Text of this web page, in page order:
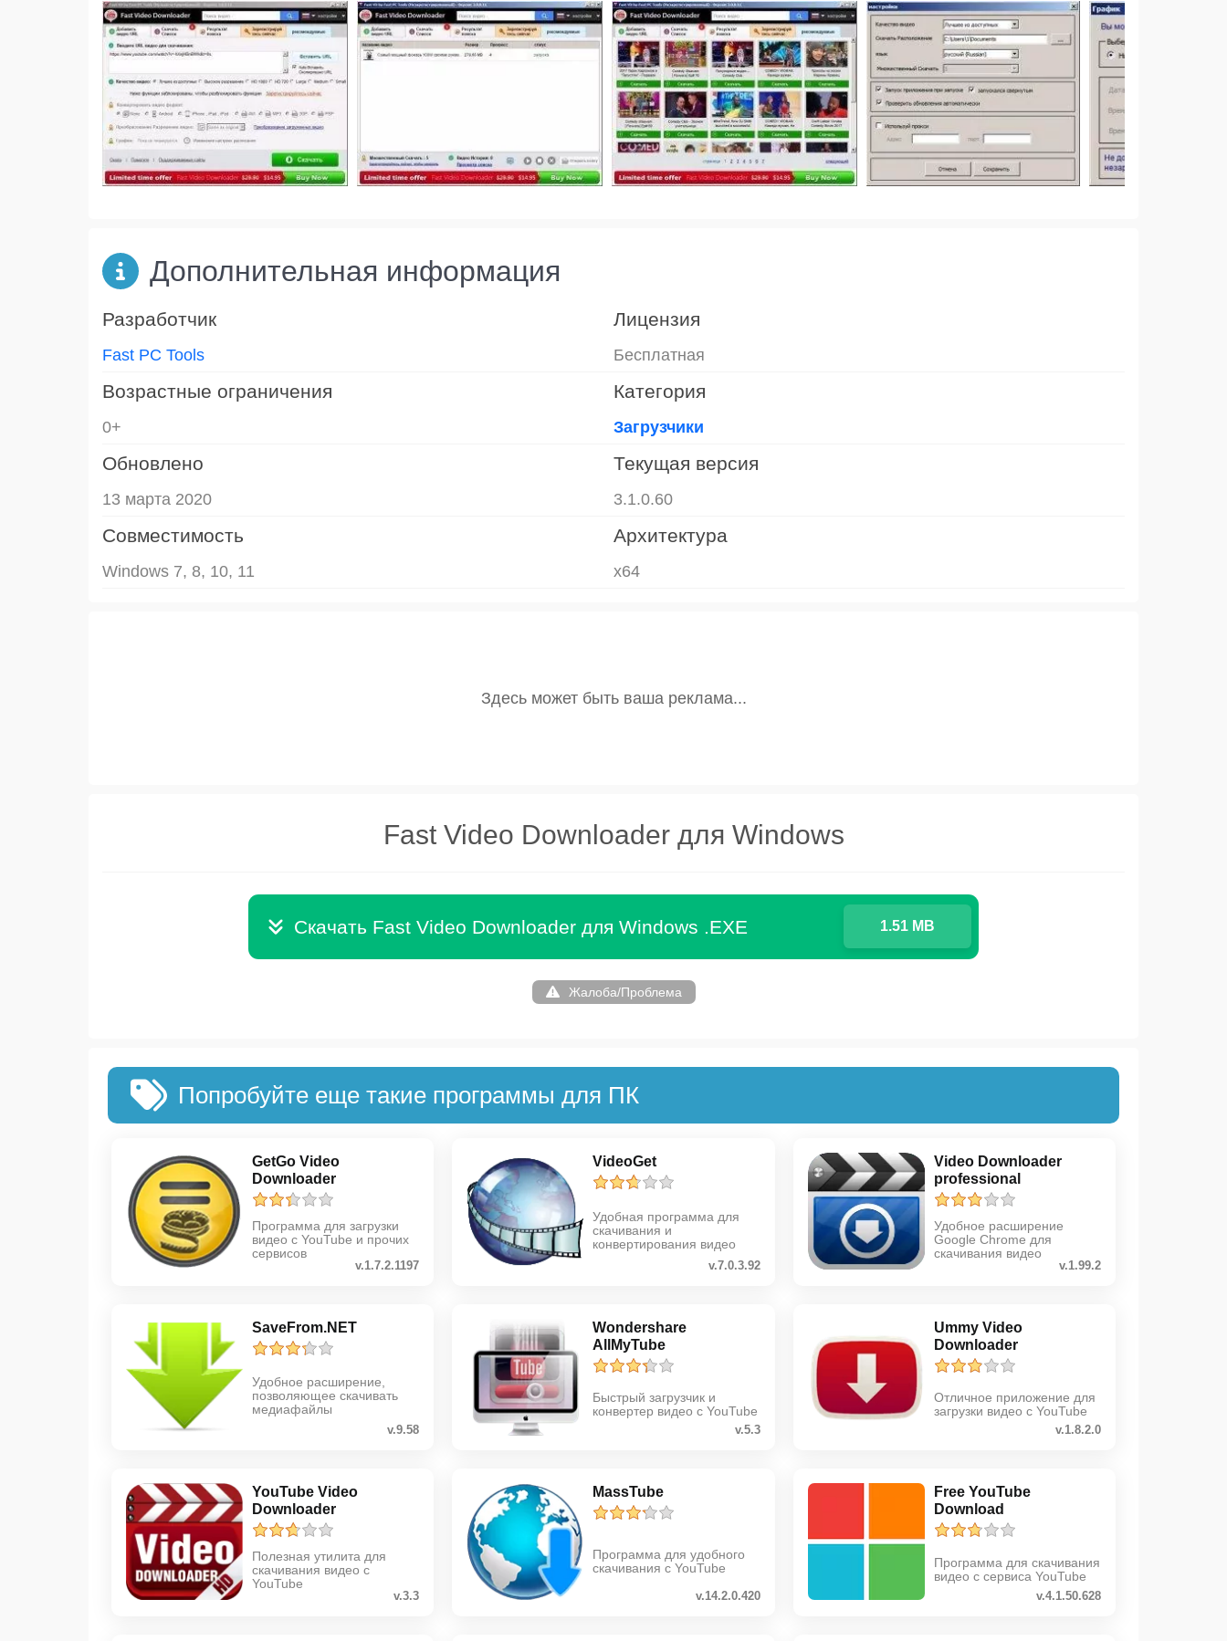
Дополнительная информация
Разработчик
Fast PC Tools
Лицензия
Бесплатная
Возрастные ограничения
0+
Категория
Загрузчики
Обновлено
13 марта 2020
Текущая версия
3.1.0.60
Совместимость
Windows 7, 8, 10, 11
Архитектура
x64
Fast Video Downloader для Windows
Скачать Fast Video Downloader для Windows .EXE 1.51 MB
Жалоба/Проблема
Попробуйте еще такие программы для ПК
GetGo Video
Downloader
Программа для загрузки
видео с YouTube и прочих
сервисов
v.1.7.2.1197
VideoGet
Удобная программа для
скачивания и
конвертирования видео
v.7.0.3.92
Video Downloader
professional
Удобное расширение
Google Chrome для
скачивания видео
v.1.99.2
SaveFrom.NET
Удобное расширение,
позволяющее скачивать
медиафайлы
v.9.58
Wondershare
AllMyTube
Быстрый загрузчик и
конвертер видео с YouTube
v.5.3
Ummy Video
Downloader
Отличное приложение для
загрузки видео с YouTube
v.1.8.2.0
YouTube Video
Downloader
Полезная утилита для
скачивания видео с
YouTube
v.3.3
MassTube
Программа для удобного
скачивания с YouTube
v.14.2.0.420
Free YouTube
Download
Программа для скачивания
видео с сервиса YouTube
v.4.1.50.628